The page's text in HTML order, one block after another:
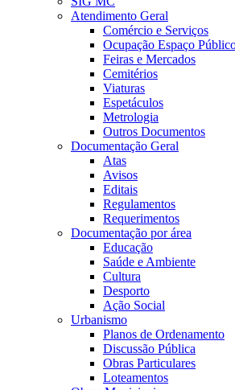
Atendimento Geral
Comércio e Serviços
Ocupação Espaço
Feiras e Mercados
Cemitérios
Viaturas
Espetáculos
Metrologia
Outros Documentos
Documentação Geral
Atas
Avisos
Editais
Regulamentos
Requerimentos
Documentação por área
Educação
Saúde e Ambiente
Cultura
Desporto
Ação Social
Urbanismo
Planos de Ordenamento
Discussão Pública
Obras Particulares
Loteamentos